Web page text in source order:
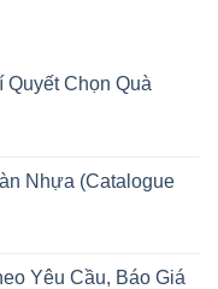
Quyết Chọn Quà
Nhựa (Catalogue
Yêu Cầu, Báo Giá